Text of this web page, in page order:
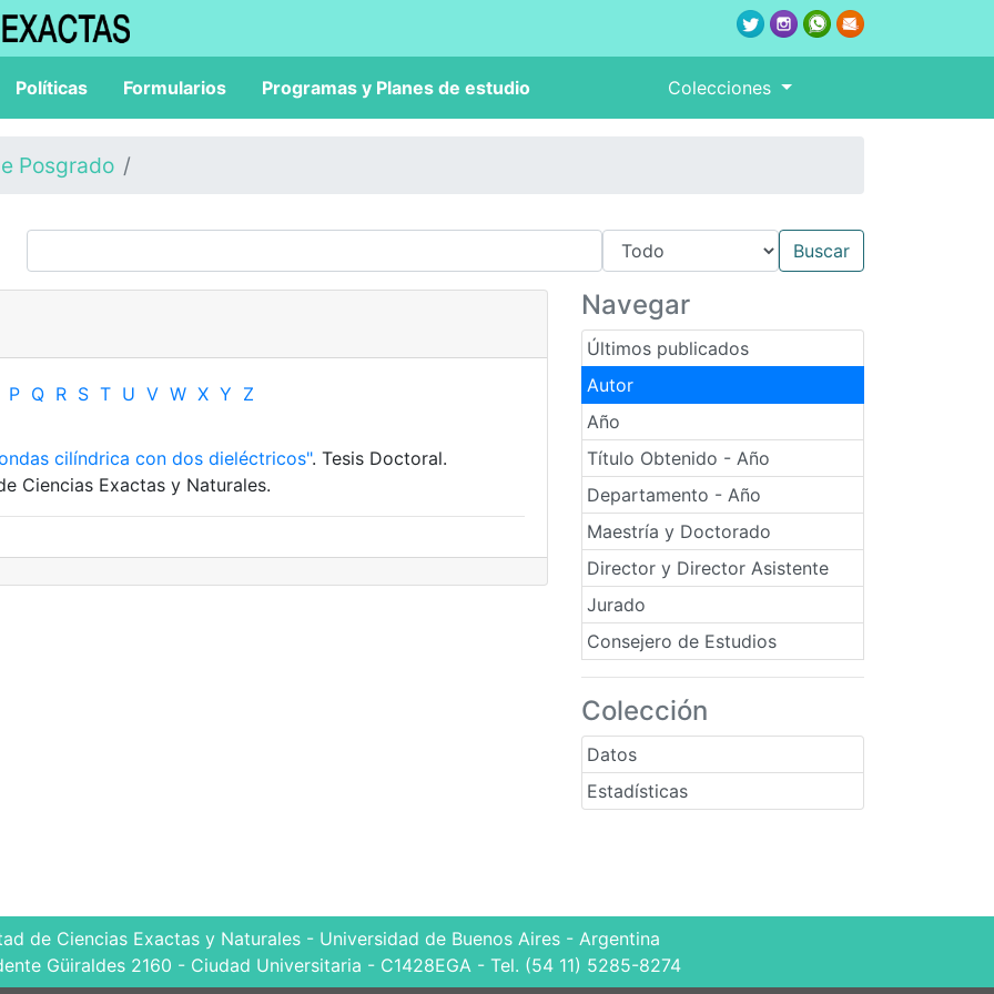
Políticas Formularios Programas y Planes de estudio Colecciones
Posgrado
Navegar
Últimos publicados
Autor
Año
Título Obtenido - Año
Departamento - Año
Maestría y Doctorado
Director y Director Asistente
Jurado
Consejero de Estudios
Colección
Datos
Estadísticas
P Q R S T U V W X Y Z
cilíndrica con dos dieléctricos". Tesis Doctoral.
Ciencias Exactas y Naturales.
de Ciencias Exactas y Naturales - Universidad de Buenos Aires - Argentina
Güiraldes 2160 - Ciudad Universitaria - C1428EGA - Tel. (54 11) 5285-8274